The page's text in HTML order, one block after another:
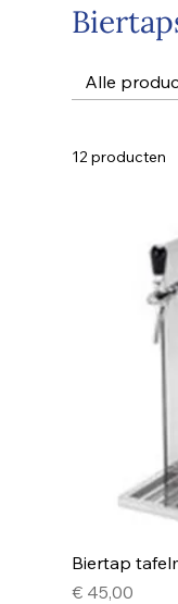
Alle
12 producten
Biertap
Prijs
€ 45,00